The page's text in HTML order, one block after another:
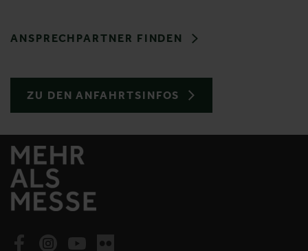
ANSPRECHPARTNER FINDEN
ZU DEN ANFAHRTSINFOS